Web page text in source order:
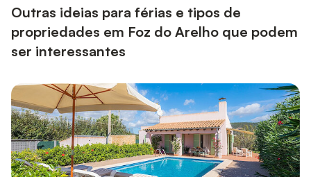
Outras ideias para férias e tipos de
propriedades em Foz do Arelho que podem
ser interessantes